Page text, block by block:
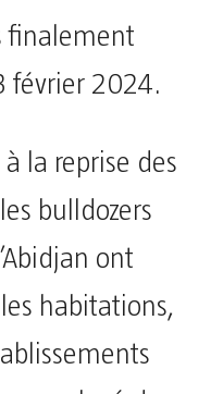
finalement
février 2024.
la reprise des
bulldozers
ont
habitations,